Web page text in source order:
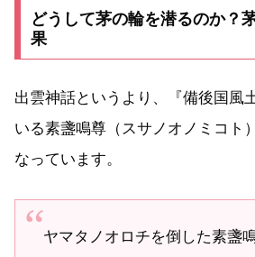
どうして茅の輪を潜るのか？
果
出雲神話というより、『備後国風
いる素盞鳴尊（スサノオノミコト
なっています。
ヤマタノオロチを倒した素盞